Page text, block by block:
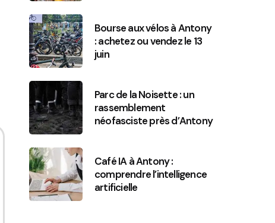
Bourse aux vélos à Antony
: achetez ou vendez le 13
juin
Parc de la Noisette : un
rassemblement
néofasciste près d’Antony
Café IA à Antony :
comprendre l’intelligence
artificielle